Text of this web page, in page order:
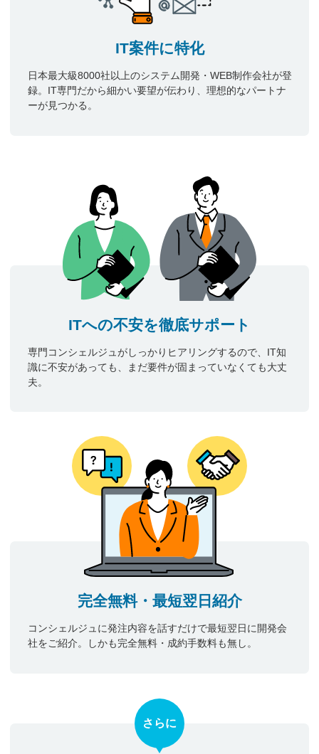
IT案件に特化
日本最大級8000社以上のシステム開発・WEB制作会社が登
録。IT専門だから細かい要望が伝わり、理想的なパートナ
ーが見つかる。
ITへの不安を徹底サポート
専門コンシェルジュがしっかりヒアリングするので、IT知
識に不安があっても、まだ要件が固まっていなくても大丈
夫。
完全無料・最短翌日紹介
コンシェルジュに発注内容を話すだけで最短翌日に開発会
社をご紹介。しかも完全無料・成約手数料も無し。
さらに